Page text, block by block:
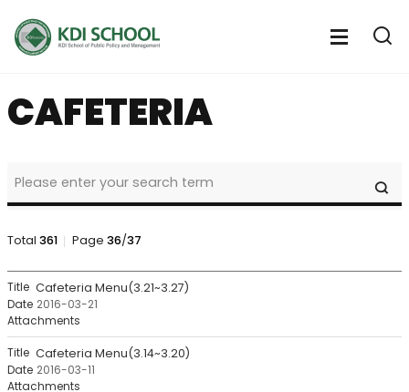
열
전
체
뉴
CAFETERIA
&
CALENDAR
Notice
Cafeteria
Search
Total 361 Page 36/37
NOTICE
&
CALENDAR
Notice
>
Cafeteria
Cafeteria Menu(3.21~3.27)
2016-03-21
Cafeteria Menu(3.14~3.20)
2016-03-11